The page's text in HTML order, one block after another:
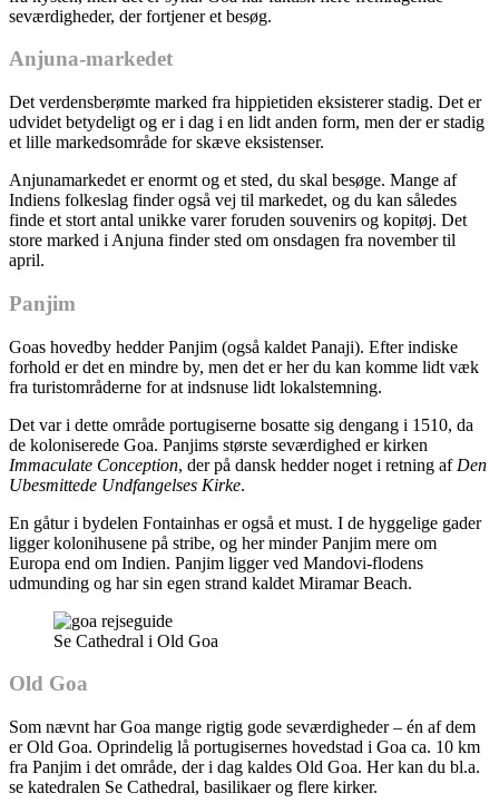
seværdigheder, der fortjener et besøg.
Anjuna-markedet
Det verdensberømte marked fra hippietiden eksisterer stadig. Det er
udvidet betydeligt og er i dag i en lidt anden form, men der er stadig
et lille markedsområde for skæve eksistenser.
Anjunamarkedet er enormt og et sted, du skal besøge. Mange af
Indiens folkeslag finder også vej til markedet, og du kan således
finde et stort antal unikke varer foruden souvenirs og kopitøj. Det
store marked i Anjuna finder sted om onsdagen fra november til
april.
Panjim
Goas hovedby hedder Panjim (også kaldet Panaji). Efter indiske
forhold er det en mindre by, men det er her du kan komme lidt væk
fra turistområderne for at indsnuse lidt lokalstemning.
Det var i dette område portugiserne bosatte sig dengang i 1510, da
de koloniserede Goa. Panjims største seværdighed er kirken
Immaculate Conception, der på dansk hedder noget i retning af Den
Ubesmittede Undfangelses Kirke.
En gåtur i bydelen Fontainhas er også et must. I de hyggelige gader
ligger kolonihusene på stribe, og her minder Panjim mere om
Europa end om Indien. Panjim ligger ved Mandovi-flodens
udmunding og har sin egen strand kaldet Miramar Beach.
Se Cathedral i Old Goa
Old Goa
Som nævnt har Goa mange rigtig gode seværdigheder – én af dem
er Old Goa. Oprindelig lå portugisernes hovedstad i Goa ca. 10 km
fra Panjim i det område, der i dag kaldes Old Goa. Her kan du bl.a.
se katedralen Se Cathedral, basilikaer og flere kirker.